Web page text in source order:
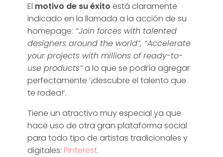
El motivo de su éxito está claramente
indicado en la llamada a la acción de su
homepage: “Join forces with talented
designers around the world”, “Accelerate
your projects with millions of ready-to-
use products”a lo que se podría agregar
perfectamente ‘¡descubre el talento que
te rodea!’.
Tiene un atractivo muy especial ya que
hace uso de otra gran plataforma social
para todo tipo de artistas tradicionales y
digitales: Pinterest.